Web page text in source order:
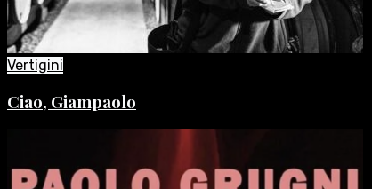
Vertigini
Ciao, Giampaolo